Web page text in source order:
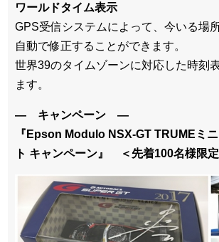
ワールドタイム表示
GPS受信システムによって、今いる場
自動で修正することができます。
世界39のタイムゾーンに対応した時刻
ます。
― キャンペーン ―
『Epson Modulo NSX-GT TRUMEミ
ト キャンペーン』 ＜先着100名様限定